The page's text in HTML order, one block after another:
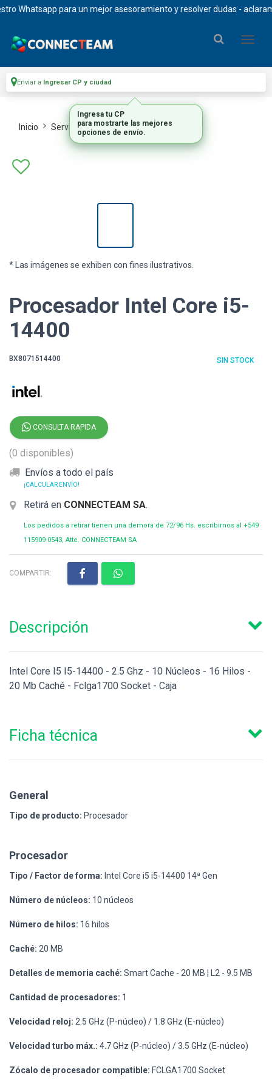
Whatsapp para un mejor asesoramiento y resolver dudas -
Enviar a Ingresar CP y ciudad
Inicio Servidores Procesadores
* Las imágenes se exhiben con fines ilustrativos.
Procesador Intel Core i5-
14400
BX8071514400 SIN STOCK
CONSULTA RAPIDA
(0 disponibles)
Envíos a todo el país
¡CALCULAR ENVÍO!
Retirá en CONNECTEAM SA.
Los pedidos a retirar tienen una demora de 72/96 Hs. escribirnos al +549
115909-0543, Atte. CONNECTEAM SA
COMPARTIR:
Descripción
Intel Core I5 I5-14400 - 2.5 Ghz - 10 Núcleos - 16 Hilos -
20 Mb Caché - Fclga1700 Socket - Caja
Ficha técnica
General
Tipo de producto: Procesador
Procesador
Tipo / Factor de forma: Intel Core i5 i5-14400 14ª Gen
Número de núcleos: 10 núcleos
Número de hilos: 16 hilos
Caché: 20 MB
Detalles de memoria caché: Smart Cache - 20 MB ¦ L2 - 9.5 MB
Cantidad de procesadores: 1
Velocidad reloj: 2.5 GHz (P-núcleo) / 1.8 GHz (E-núcleo)
Velocidad turbo máx.: 4.7 GHz (P-núcleo) / 3.5 GHz (E-núcleo)
Zócalo de procesador compatible: FCLGA1700 Socket
Ingresa tu CP
para mostrarte las mejores
opciones de envío.